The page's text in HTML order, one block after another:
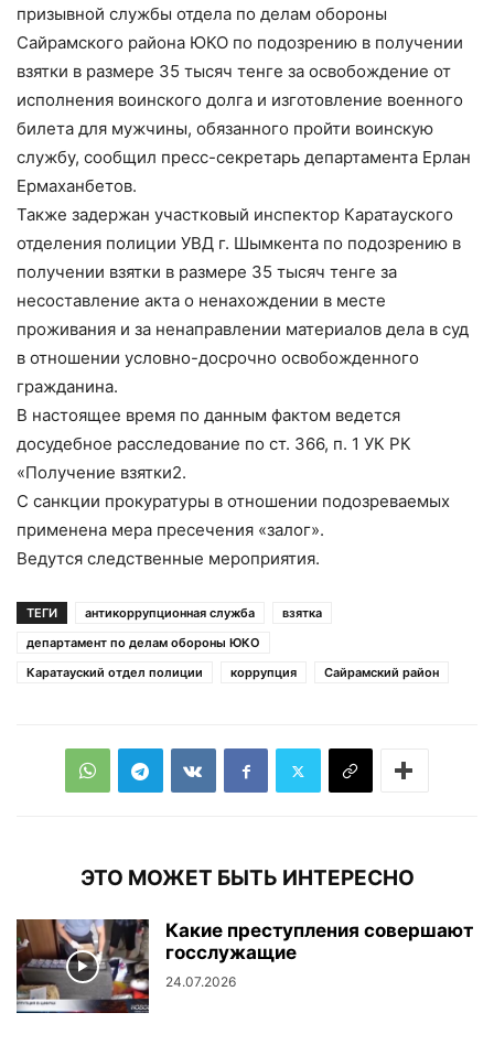
призывной службы отдела по делам обороны
Сайрамского района ЮКО по подозрению в получении
взятки в размере 35 тысяч тенге за освобождение от
исполнения воинского долга и изготовление военного
билета для мужчины, обязанного пройти воинскую
службу, сообщил пресс-секретарь департамента Ерлан
Ермаханбетов.
Также задержан участковый инспектор Каратауского
отделения полиции УВД г. Шымкента по подозрению в
получении взятки в размере 35 тысяч тенге за
несоставление акта о ненахождении в месте
проживания и за ненаправлении материалов дела в суд
в отношении условно-досрочно освобожденного
гражданина.
В настоящее время по данным фактом ведется
досудебное расследование по ст. 366, п. 1 УК РК
«Получение взятки2.
С санкции прокуратуры в отношении подозреваемых
применена мера пресечения «залог».
Ведутся следственные мероприятия.
ТЕГИ антикоррупционная служба
взятка
департамент по делам обороны ЮКО
Каратауский отдел полиции
коррупция Сайрамский район
ЭТО МОЖЕТ БЫТЬ ИНТЕРЕСНО
Какие преступления совершают
госслужащие
24.07.2026